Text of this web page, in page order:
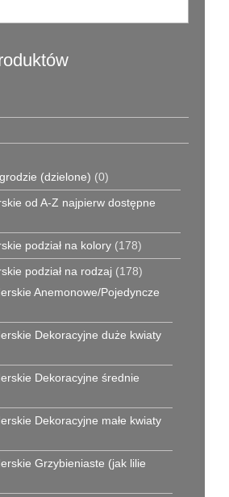
(dzielone) (0)
od A-Z najpierw dostępne
podział na kolory (178)
podział na rodzaj (178)
Anemonowe/Pojedyncze
Dekoracyjne duże kwiaty
Dekoracyjne średnie
Dekoracyjne małe kwiaty
Grzybieniaste (jak lilie